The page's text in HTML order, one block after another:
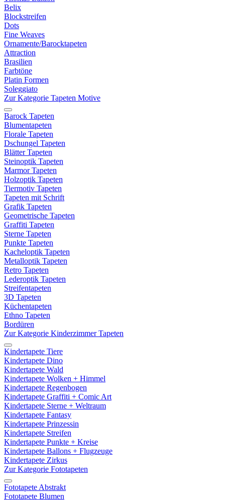
Belix
Blockstreifen
Dots
Fine Weaves
Ornamente/Barocktapeten
Attraction
Brasilien
Farbtöne
Platin Formen
Soleggiato
Zur Kategorie Tapeten Motive
Barock Tapeten
Blumentapeten
Florale Tapeten
Dschungel Tapeten
Blätter Tapeten
Steinoptik Tapeten
Marmor Tapeten
Holzoptik Tapeten
Tiermotiv Tapeten
Tapeten mit Schrift
Grafik Tapeten
Geometrische Tapeten
Graffiti Tapeten
Sterne Tapeten
Punkte Tapeten
Kacheloptik Tapeten
Metalloptik Tapeten
Retro Tapeten
Lederoptik Tapeten
Streifentapeten
3D Tapeten
Küchentapeten
Ethno Tapeten
Bordüren
Zur Kategorie Kinderzimmer Tapeten
Kindertapete Tiere
Kindertapete Dino
Kindertapete Wald
Kindertapete Wolken + Himmel
Kindertapete Regenbogen
Kindertapete Graffiti + Comic Art
Kindertapete Sterne + Weltraum
Kindertapete Fantasy
Kindertapete Prinzessin
Kindertapete Streifen
Kindertapete Punkte + Kreise
Kindertapete Ballons + Flugzeuge
Kindertapete Zirkus
Zur Kategorie Fototapeten
Fototapete Abstrakt
Fototapete Blumen